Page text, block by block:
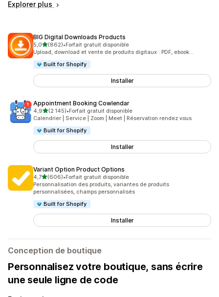
Explorer plus
BIG Digital Downloads Products
5,0étoile(s) sur 5
(862)
862 avis au total
•Forfait gratuit disponible
Upload, download et vente de produits digitaux : PDF, ebook...
Built for Shopify
Installer
Appointment Booking Cowlendar
4,9étoile(s) sur 5
(2 145)
2145 avis au total
•Forfait gratuit disponible
Calendrier | Service | Zoom | Meet | Réservation rendez vous
Built for Shopify
Installer
Variant Option Product Options
4,7étoile(s) sur 5
(606)
606 avis au total
•Forfait gratuit disponible
Personnalisation des produits, variantes de produits
personnalisées, champs personnalisés
Built for Shopify
Installer
Conception de boutique
Personnalisez votre boutique, sans écrire
une seule ligne de code